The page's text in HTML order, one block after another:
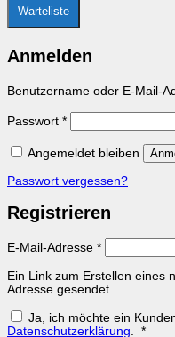
Warteliste
Anmelden
Benutzername oder E-Mail-
Passwort *Erforderlich
Angemeldet bleiben
Passwort vergessen?
Registrieren
E-Mail-Adresse *Erforderlich
Ein Link zum Erstellen eines
Adresse gesendet.
Ja, ich möchte ein
Datenschutzerklärung. *